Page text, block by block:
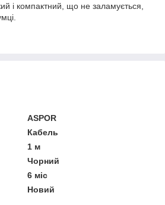
і компактний, що не заламується,
ASPOR
Кабель
1 м
Чорний
6 міс
Новий